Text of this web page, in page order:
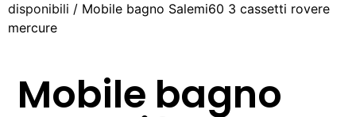
disponibili / Mobile bagno Salemi60 3 cassetti rovere
mercure
Mobile bagno